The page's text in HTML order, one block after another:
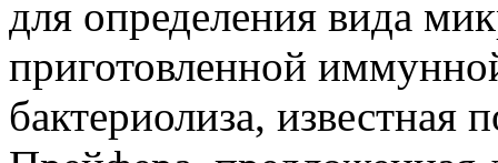
для определения вида
приготовленной
бактериолиза, известная